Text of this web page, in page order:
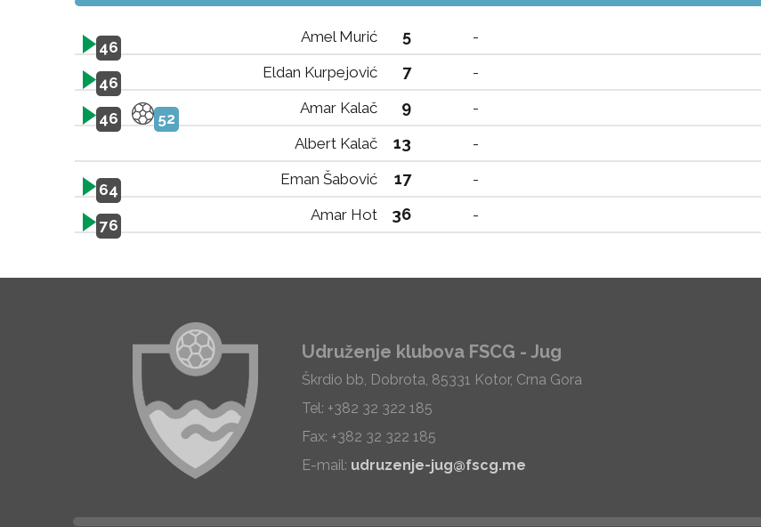
46
Amel Murić 5 -
46
Eldan Kurpejović 7 -
46 52
Amar Kalač 9
-
Albert Kalač
13 -
64
Eman Šabović 17 -
76
Amar Hot 36 -
Udruženje klubova FSCG - Jug
Škrdio bb, Dobrota, 85331 Kotor, Crna Gora
Tel: +382 32 322 185
Fax: +382 32 322 185
E-mail: udruzenje-jug@fscg.me